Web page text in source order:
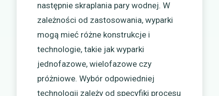
następnie skraplania pary wodnej. W
zależności od zastosowania, wyparki
mogą mieć różne konstrukcje i
technologie, takie jak wyparki
jednofazowe, wielofazowe czy
próżniowe. Wybór odpowiedniej
technologii zależy od specyfiki procesu